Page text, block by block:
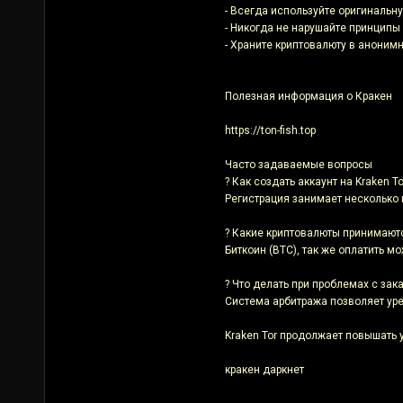
- Всегда используйте
- Никогда не нарушайте
- Храните криптовалюту в
Полезная информация о Кракен
https://ton-fish.top
Часто задаваемые вопросы
? Как создать аккаунт на Kraken
Регистрация занимает
? Какие криптовалюты
Биткоин (BTC), так же оплатить
? Что делать при проблемах с
Система арбитража позволяет
Kraken Tor продолжает
кракен даркнет